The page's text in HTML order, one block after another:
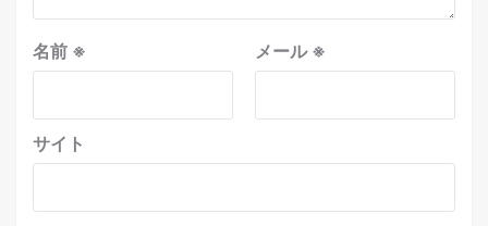
名前 ※ メール※
サイト